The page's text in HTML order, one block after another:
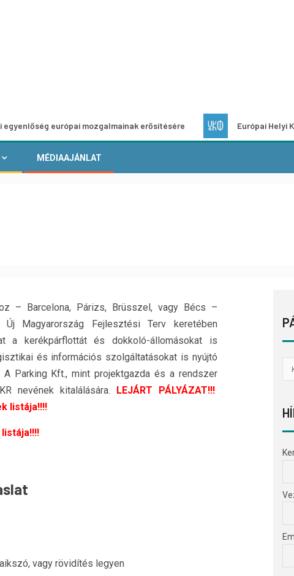
európai mozgalmainak erősítésére Európai Helyi Kultúra –
MÉDIAAJÁNLAT
– Barcelona, Párizs, Brüsszel, vagy Bécs –
Magyarország Fejlesztési Terv keretében
a kerékpárflottát és dokkoló-állomásokat is
és információs szolgáltatásokat is nyújtó
Parking Kft., mint projektgazda és a rendszer
nevének kitalálására. LEJÁRT PÁLYÁZAT!!!
listája!!!!
vagy rövidítés legyen